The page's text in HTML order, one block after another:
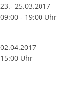
23.- 25.03.2017
09:00 - 19:00 Uhr
02.04.2017
15:00 Uhr